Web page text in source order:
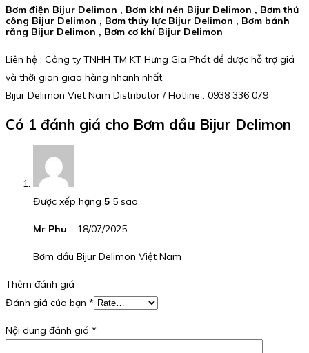
Bơm điện Bijur Delimon , Bơm khí nén Bijur Delimon , Bơm thủ
công Bijur Delimon , Bơm thủy lực Bijur Delimon , Bơm bánh
răng Bijur Delimon , Bơm cơ khí Bijur Delimon
Liên hệ : Công ty TNHH TM KT Hưng Gia Phát để được hỗ trợ giá
và thời gian giao hàng nhanh nhất.
Bijur Delimon Viet Nam Distributor / Hotline : 0938 336 079
Có 1 đánh giá cho Bơm dầu Bijur Delimon
Được xếp hạng 5 5 sao
Mr Phu – 18/07/2025
Bơm dầu Bijur Delimon Việt Nam
Thêm đánh giá
Đánh giá của bạn *
Nội dung đánh giá *